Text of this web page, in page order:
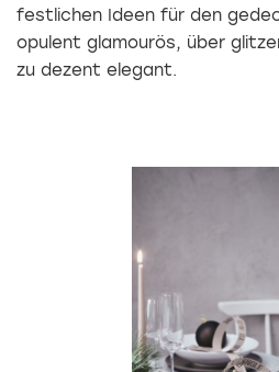
festlichen Ideen für den
opulent glamourös, über
zu dezent elegant.